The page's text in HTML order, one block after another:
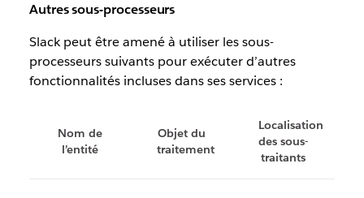
Autres sous-processeurs
Slack peut être amené à utiliser les sous-
processeurs suivants pour exécuter d’autres
fonctionnalités incluses dans ses services :
Nom de
l’entité
Objet du
traitement
Localisation
des sous-
traitants